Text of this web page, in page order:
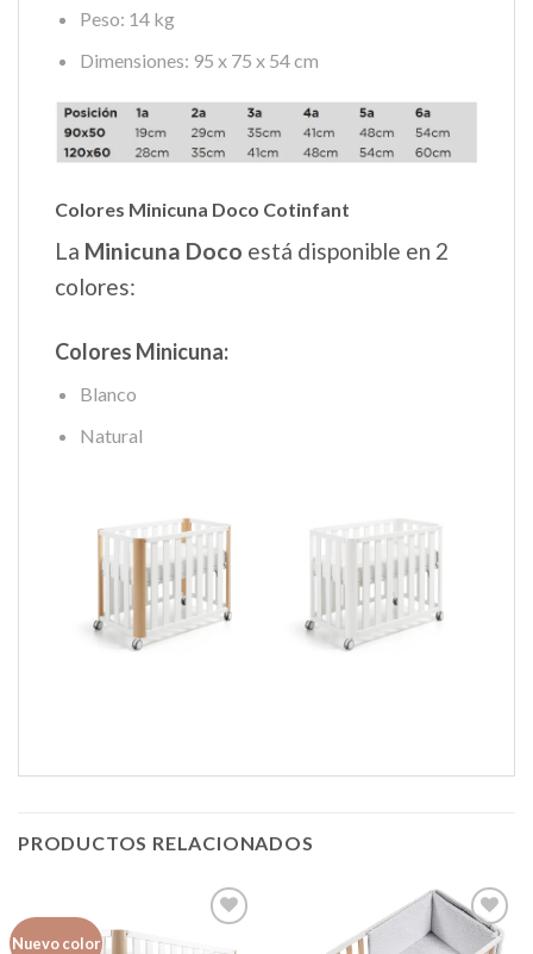
Peso: 14 kg
Dimensiones: 95 x 75 x 54 cm
Colores Minicuna Doco Cotinfant
La Minicuna Doco está disponible en 2
colores:
Colores Minicuna:
Blanco
Natural
PRODUCTOS RELACIONADOS
Nuevo color